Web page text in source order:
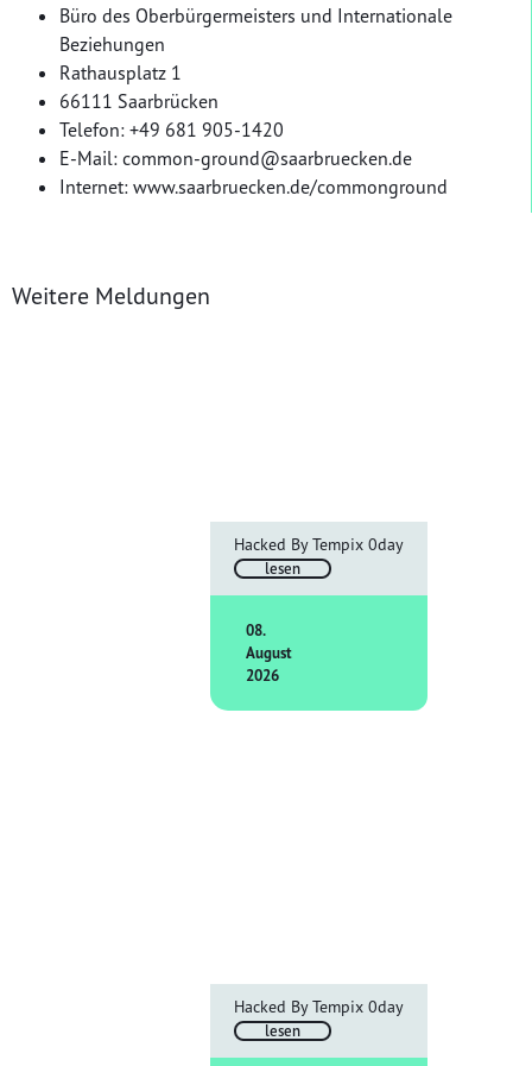
Büro des Oberbürgermeisters und Internationale
Beziehungen
Rathausplatz 1
66111 Saarbrücken
Telefon: +49 681 905-1420
E-Mail: common-ground@saarbruecken.de
Internet: www.saarbruecken.de/commonground
Weitere Meldungen
Hacked By Tempix 0day
lesen
08.
August
2026
Hacked By Tempix 0day
lesen